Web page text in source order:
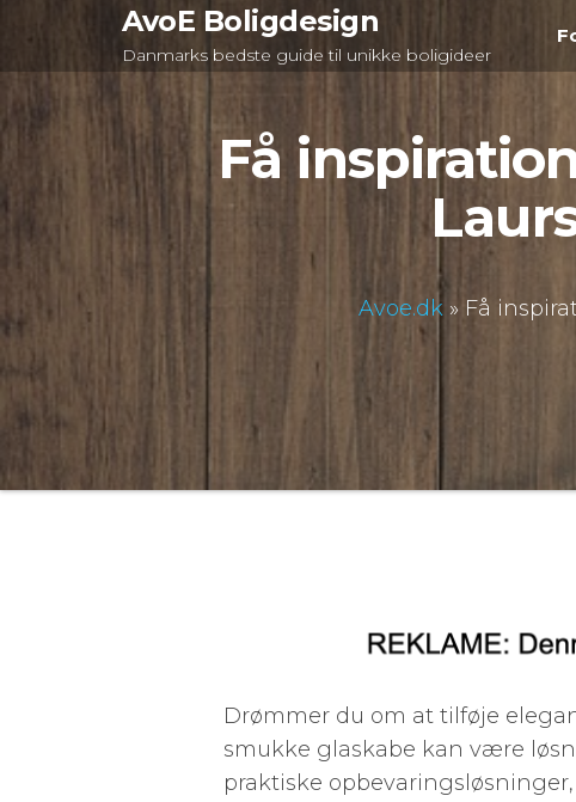
indhold
AvoE Boligdesign
Danmarks bedste guide til unikke boligideer
Få
Avoe.dk » Få
Drømmer du om at tilføje
smukke glaskabe kan være
praktiske